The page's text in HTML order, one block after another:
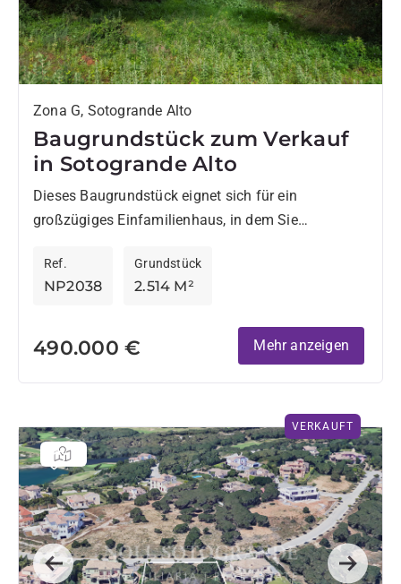
Zona G, Sotogrande Alto
Baugrundstück zum Verkauf
in Sotogrande Alto
Dieses Baugrundstück eignet sich für ein
großzügiges Einfamilienhaus, in dem Sie
von Korkeichen umgeben ist, haben Sie das
Gefühl,...
NP2038
Ref.
2.514 M²
Grundstück
490.000 € Mehr anzeigen
Previous Next
VERKAUFT